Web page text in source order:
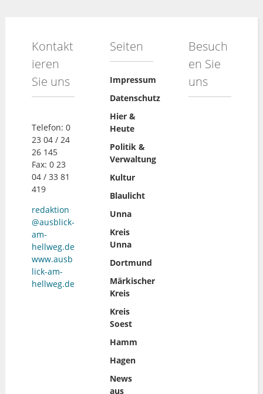
Kontakt
ieren
Sie uns
Telefon: 0
23 04 / 24
26 145
Fax: 0 23
04 / 33 81
419
redaktion
@ausblick-
am-
hellweg.de
www.ausb
lick-am-
hellweg.de
Seiten
Impressum
Datenschutz
Hier &
Heute
Politik &
Verwaltung
Kultur
Blaulicht
Unna
Kreis
Unna
Dortmund
Märkischer
Kreis
Kreis
Soest
Hamm
Hagen
News
aus
Besuch
en Sie
uns